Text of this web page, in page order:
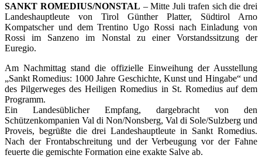
SANKT ROMEDIUS/NONSTAL – Mitte Juli trafen sich die drei
Landeshauptleute von Tirol Günther Platter, Südtirol Arno
Kompatscher und dem Trentino Ugo Rossi nach Einladung von
Rossi im Sanzeno im Nonstal zu einer Vorstandssitzung der
Euregio.
Am Nachmittag stand die offizielle Einweihung der Ausstellung
„Sankt Romedius: 1000 Jahre Geschichte, Kunst und Hingabe“ und
des Pilgerweges des Heiligen Romedius in St. Romedius auf dem
Programm.
Ein Landesüblicher Empfang, dargebracht von den
Schützenkompanien Val di Non/Nonsberg, Val di Sole/Sulzberg und
Proveis, begrüßte die drei Landeshauptleute in Sankt Romedius.
Nach der Frontabschreitung und der Verbeugung vor der Fahne
feuerte die gemischte Formation eine exakte Salve ab.